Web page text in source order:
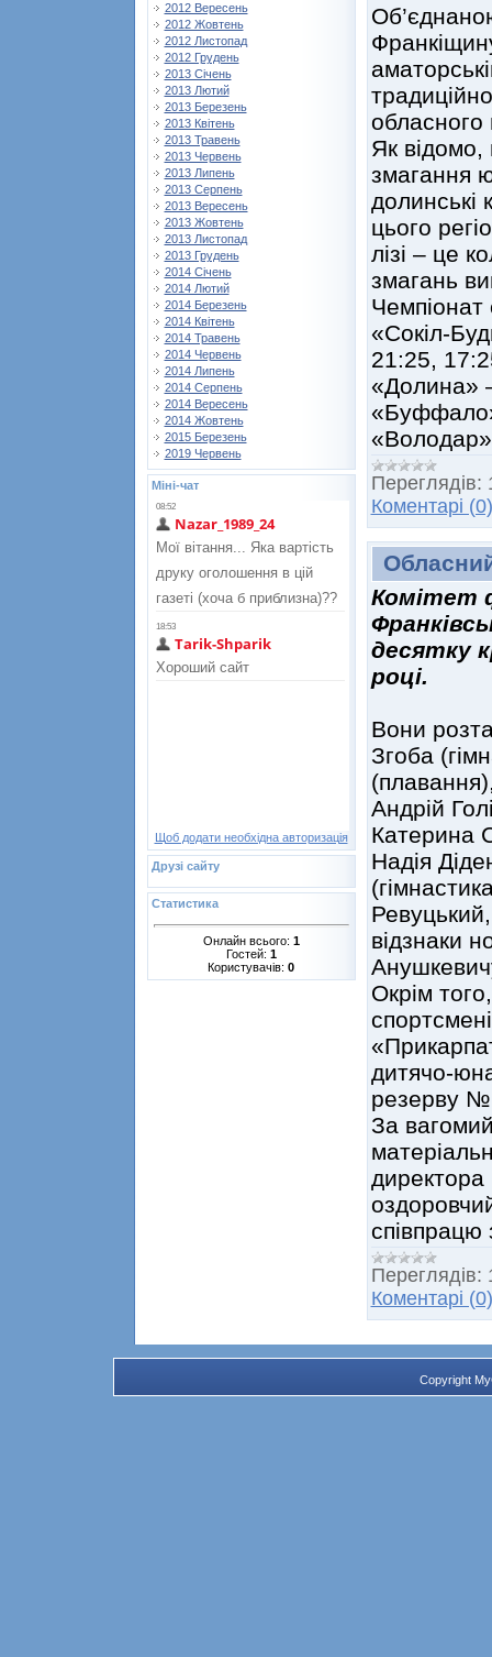
2012 Вересень
2012 Жовтень
2012 Листопад
2012 Грудень
2013 Січень
2013 Лютий
2013 Березень
2013 Квітень
2013 Травень
2013 Червень
2013 Липень
2013 Серпень
2013 Вересень
2013 Жовтень
2013 Листопад
2013 Грудень
2014 Січень
2014 Лютий
2014 Березень
2014 Квітень
2014 Травень
2014 Червень
2014 Липень
2014 Серпень
2014 Вересень
2014 Жовтень
2015 Березень
2019 Червень
Міні-чат
Щоб додати необхідна авторизація
Друзі сайту
Статистика
Онлайн всього: 1
Гостей: 1
Користувачів: 0
обласного
Як відомо,
змагання
цього
лізі – це
змагань
Чемпіонат
«Сокіл-
21:25,
«Долина»
Переглядів:
Коментарі (0)
Комітет
десятку
році.
Вони
Згоба
Андрій
Катерина
Надія
відзнаки
Окрім
дитячо-
резерву
За
директора
співпрацю
Переглядів:
Коментарі (0)
Copyright